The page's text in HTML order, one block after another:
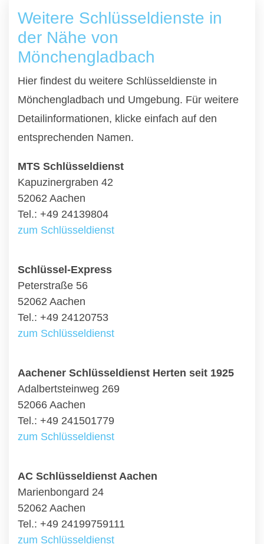
Weitere Schlüsseldienste in
der Nähe von
Mönchengladbach
Hier findest du weitere Schlüsseldienste in
Mönchengladbach und Umgebung. Für weitere
Detailinformationen, klicke einfach auf den
entsprechenden Namen.
MTS Schlüsseldienst
Kapuzinergraben 42
52062 Aachen
Tel.: +49 24139804
zum Schlüsseldienst
Schlüssel-Express
Peterstraße 56
52062 Aachen
Tel.: +49 24120753
zum Schlüsseldienst
Aachener Schlüsseldienst Herten seit 1925
Adalbertsteinweg 269
52066 Aachen
Tel.: +49 241501779
zum Schlüsseldienst
AC Schlüsseldienst Aachen
Marienbongard 24
52062 Aachen
Tel.: +49 24199759111
zum Schlüsseldienst